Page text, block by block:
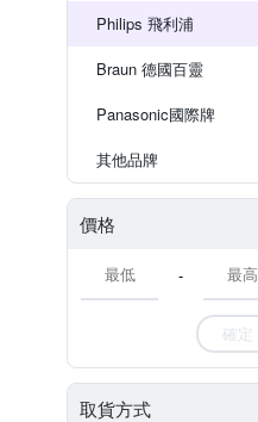
Philips 飛利浦
Braun 德國百靈
Panasonic國際牌
其他品牌
價格
-
確定
取貨方式